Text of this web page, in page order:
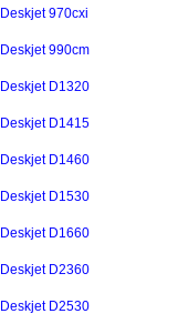
Deskjet 970cxi
Deskjet 990cm
Deskjet D1320
Deskjet D1415
Deskjet D1460
Deskjet D1530
Deskjet D1660
Deskjet D2360
Deskjet D2530